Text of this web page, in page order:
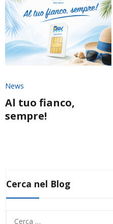
News
Al tuo fianco,
sempre!
Cerca nel Blog